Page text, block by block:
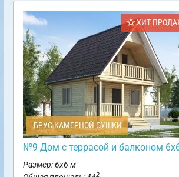
ХИТ
БРУС КАМЕРНОЙ СУШКИ
№9 Дом с террасой и балконом
Размер: 6х6 м
2